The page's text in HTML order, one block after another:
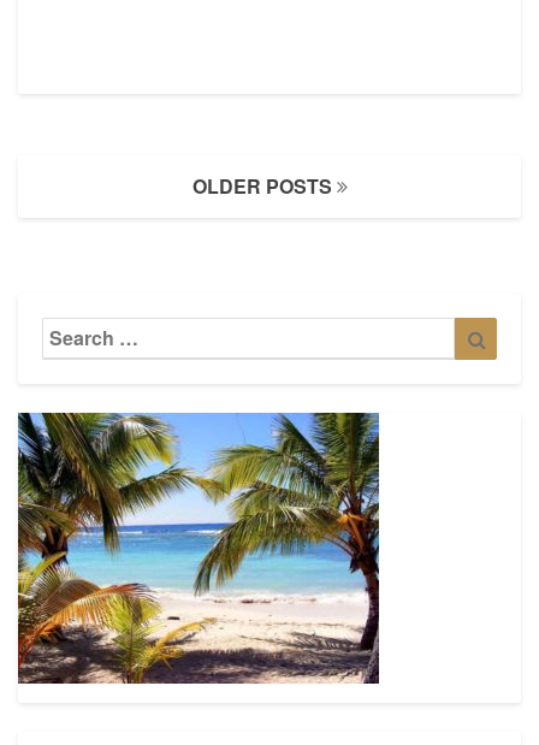
OLDER POSTS
Search
for: